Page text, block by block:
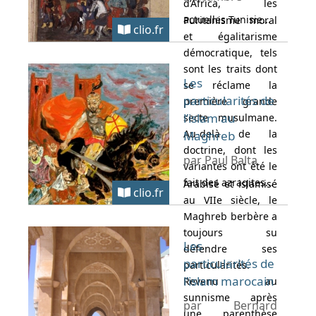
d’Africa, les
actuelles Tunisie...
clio.fr
Puritanisme moral
et égalitarisme
démocratique, tels
sont les traits dont
se réclame la
première grande
secte musulmane.
Au-delà de la
doctrine, dont les
variantes ont été le
fait des azraqites...
clio.fr
Les
particularités de
l’islam au
Maghreb
par Paul Balta
Arabisé et islamisé
au VIIe siècle, le
Maghreb berbère a
toujours su
défendre ses
particularités.
Revenu au
sunnisme après
Les
particularités de
l’islam marocain
par Bernard